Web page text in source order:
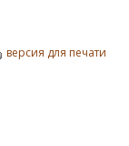
версия для печати